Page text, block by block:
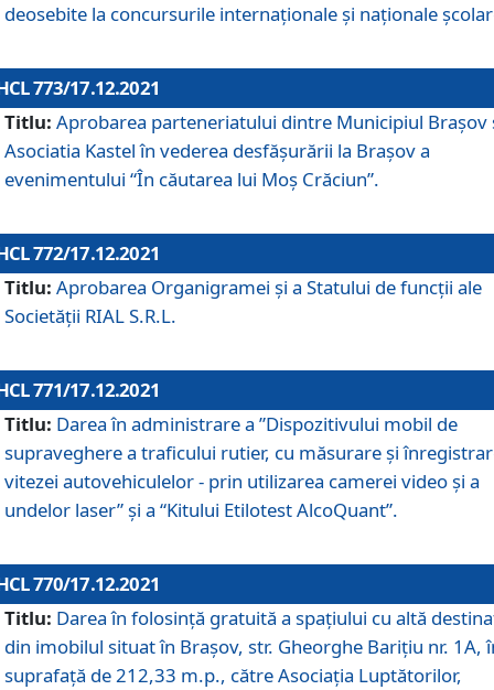
deosebite la concursurile internaționale și naționale
773/17.12.2021
Titlu: Aprobarea parteneriatului dintre Municipiul Brașov
Asociatia Kastel în vederea desfăşurării la Brașov a
evenimentului “În căutarea lui Moș Crăciun”.
772/17.12.2021
Titlu: Aprobarea Organigramei şi a Statului de funcţii ale
Societăţii RIAL S.R.L.
771/17.12.2021
Titlu: Darea în administrare a ”Dispozitivului mobil de
supraveghere a traficului rutier, cu măsurare și
vitezei autovehiculelor - prin utilizarea camerei video și a
undelor laser” și a “Kitului Etilotest AlcoQuant”.
770/17.12.2021
Titlu: Darea în folosinţă gratuită a spaţiului cu altă
din imobilul situat în Braşov, str. Gheorghe Bariţiu nr. 1A,
suprafaţă de 212,33 m.p., către Asociaţia Luptătorilor,